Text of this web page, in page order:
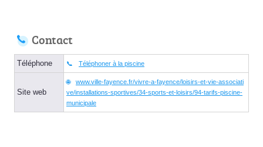
Contact
Téléphone Téléphoner à la piscine
Site web
www.ville-fayence.fr/vivre-a-fayence/loisirs-et-vie-associati
ve/installations-sportives/34-sports-et-loisirs/94-tarifs-piscine-
municipale